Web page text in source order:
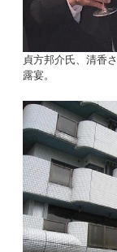
貞方邦介氏、清香
露宴。